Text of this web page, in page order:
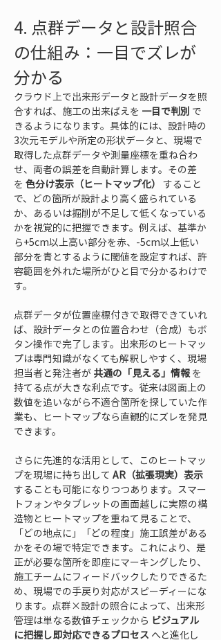
4. 点群データと設計照合
の仕組み：一目でズレが
分かる
クラウド上で出来形データと設計データを照
合すれば、施工の出来ばえを 一目で判別 で
きるようになります。具体的には、設計時の
3次元モデルや所定の形状データと、現場で
取得した点群データや測量座標を重ね合わ
せ、両者の誤差を自動計算します。その差
を 色分け表示（ヒートマップ化） すること
で、どの箇所が設計より高く盛られている
か、あるいは掘削が不足して低くなっている
かを視覚的に把握できます。例えば、基準か
ら+5cm以上高い部分を赤、-5cm以上低い
部分を青とするように閾値を設定すれば、許
容範囲を外れた場所がひと目で分かるわけで
す。
点群データが位置座標付きで取得できていれ
ば、設計データとの位置合わせ（合成）もボ
タン操作で完了します。出来形のヒートマッ
プは専門知識がなくても解釈しやすく、現場
担当者と発注者が 共通の「見える」情報 を
持てる点が大きな利点です。従来は図面上の
数値を追いながら不適合箇所を探していた作
業も、ヒートマップなら直観的にズレを発見
できます。
さらに先進的な活用として、このヒートマッ
プを現場に持ち出して AR（拡張現実）表示
することも可能になりつつあります。スマー
トフォンやタブレットの画面越しに実際の構
造物とヒートマップを重ねて見ることで、
「どの地点に」「どの程度」施工誤差がある
かをその場で特定できます。これにより、是
正が必要な箇所を即座にマーキングしたり、
施工チームにフィードバックしたりできるた
め、現場での手戻り対応がスピーディーにな
ります。点群×設計の照合によって、出来形
管理は単なる数値チェックから ビジュアル
に把握し即対応できるプロセス へと進化し